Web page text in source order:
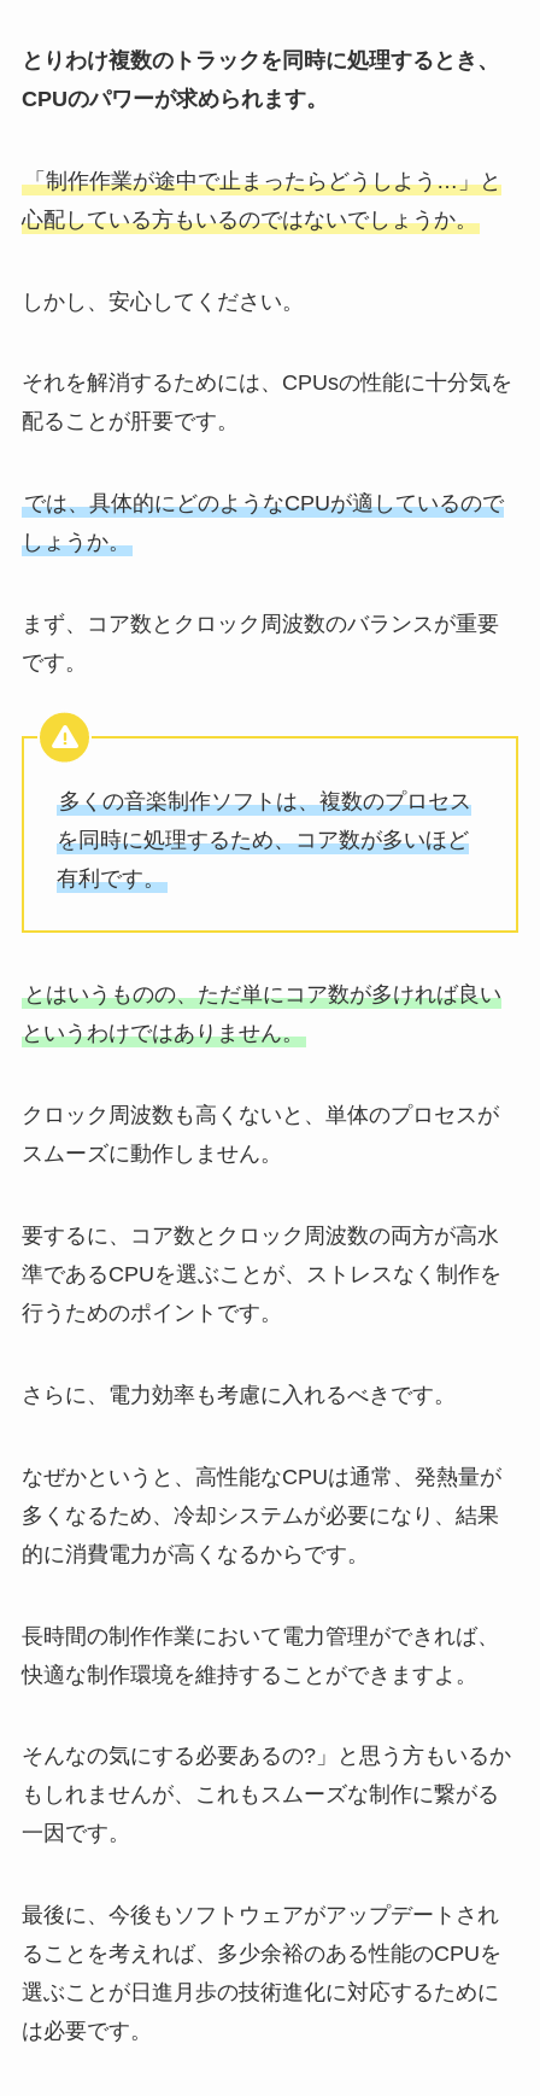
とりわけ複数のトラックを同時に処理するとき、
CPUのパワーが求められます。
「制作作業が途中で止まったらどうしよう…」と
心配している方もいるのではないでしょうか。
しかし、安心してください。
それを解消するためには、CPUsの性能に十分気を
配ることが肝要です。
では、具体的にどのようなCPUが適しているので
しょうか。
まず、コア数とクロック周波数のバランスが重要
です。
多くの音楽制作ソフトは、複数のプロセス
を同時に処理するため、コア数が多いほど
有利です。
とはいうものの、ただ単にコア数が多ければ良い
というわけではありません。
クロック周波数も高くないと、単体のプロセスが
スムーズに動作しません。
要するに、コア数とクロック周波数の両方が高水
準であるCPUを選ぶことが、ストレスなく制作を
行うためのポイントです。
さらに、電力効率も考慮に入れるべきです。
なぜかというと、高性能なCPUは通常、発熱量が
多くなるため、冷却システムが必要になり、結果
的に消費電力が高くなるからです。
長時間の制作作業において電力管理ができれば、
快適な制作環境を維持することができますよ。
そんなの気にする必要あるの?」と思う方もいるか
もしれませんが、これもスムーズな制作に繋がる
一因です。
最後に、今後もソフトウェアがアップデートされ
ることを考えれば、多少余裕のある性能のCPUを
選ぶことが日進月歩の技術進化に対応するために
は必要です。